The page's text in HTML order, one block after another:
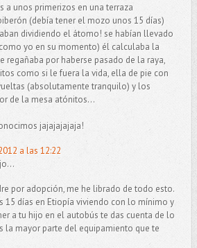
a unos primerizos en una terraza
(debía tener el mozo unos 15 días)
dividiendo el átomo! se habían llevado
yo en su momento) él calculaba la
regañaba por haberse pasado de la raya,
como si le fuera la vida, ella de pie con
(absolutamente tranquilo) y los
de la mesa atónitos...
jajajajajaja!
a las 12:22
por adopción, me he librado de todo esto.
15 días en Etiopía viviendo con lo mínimo y
a tu hijo en el autobús te das cuenta de lo
la mayor parte del equipamiento que te